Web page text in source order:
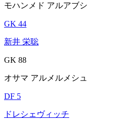
モハンメド アルアブシ
GK 44
新井 栄聡
GK 88
オサマ アルメルメシュ
DF 5
ドレシェヴィッチ